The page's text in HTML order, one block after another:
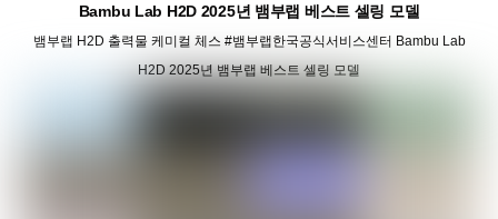
Bambu Lab H2D 2025년 뱀부랩 베스트 셀링 모델
뱀부랩 H2D 출력물 케미컬 체스 #뱀부랩한국공식서비스센터 Bambu Lab
H2D 2025년 뱀부랩 베스트 셀링 모델